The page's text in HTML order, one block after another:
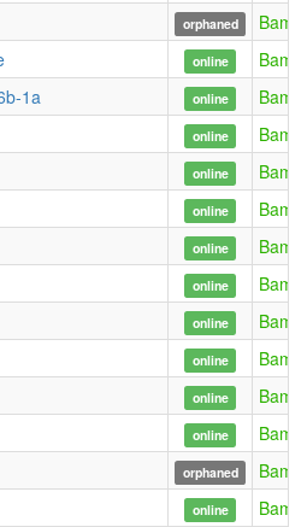
orphaned
online
1a
online
online
online
online
online
online
online
online
online
online
orphaned
online